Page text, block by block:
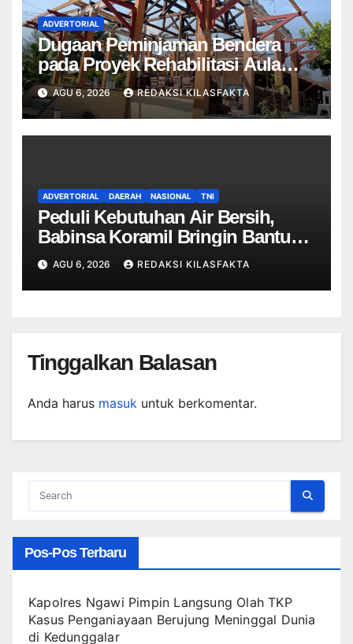
ADVERTORIAL
Dugaan Peminjaman Bendera
pada Proyek Rehabilitasi Aula
dan Lobi SMPN 2 Kedungwuni
Menjadi Sorotan
AGU 6, 2026 REDAKSI KILASFAKTA
ADVERTORIAL DAERAH NASIONAL TNI
Peduli Kebutuhan Air Bersih,
Babinsa Koramil Bringin Bantu
Distribusi Air Bersih untuk Warga
Desa Suruh
AGU 6, 2026 REDAKSI KILASFAKTA
Tinggalkan Balasan
Anda harus masuk untuk berkomentar.
Pos-Pos Terbaru
Kapolres Ngawi Pimpin Langsung Olah TKP
Kasus Penganiayaan Berujung Meninggal Dunia
di Kedunggalar